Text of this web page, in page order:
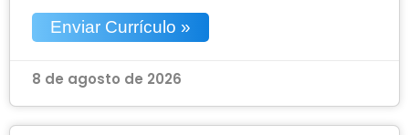
Enviar Currículo »
8 de agosto de 2026